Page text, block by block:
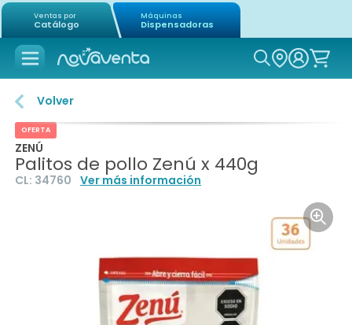
Ventas por
Catálogo
Máquinas
Dispensadoras
Icon of
Volver
OFERTA
ZENÚ
Palitos de pollo Zenú x 440g
CL: 34760 Ver más información
Icon